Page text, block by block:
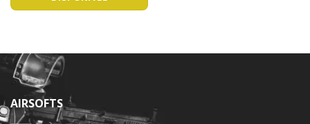
AIRSOFTS